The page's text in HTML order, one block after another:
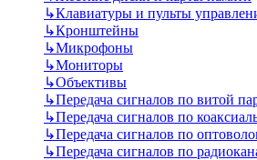
↳Клавиатуры и пульты
↳Кронштейны
↳Микрофоны
↳Мониторы
↳Объективы
↳Передача сигналов по витой
↳Передача сигналов по
↳Передача сигналов по
↳Передача сигналов по